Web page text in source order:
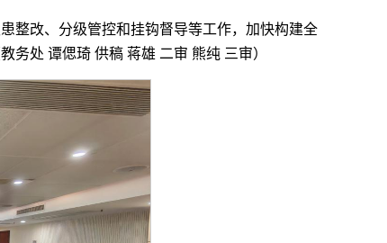
整改、分级管控和挂钩督导等工作，加快构建全
处 谭偲琦 供稿 蒋雄 二审 熊纯 三审）